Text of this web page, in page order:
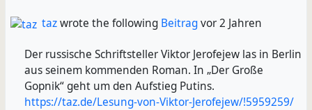
tazwrote the following Beitragvor 2 Jahren
Der russische Schriftsteller Viktor Jerofejew las in Berlin
aus seinem kommenden Roman. In „Der Große
Gopnik“ geht um den Aufstieg Putins.
https://taz.de/Lesung-von-Viktor-Jerofejew/!5959259/